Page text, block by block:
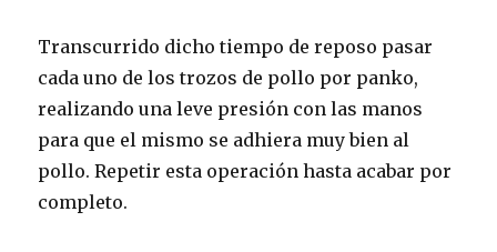
Transcurrido dicho tiempo de reposo pasar
cada uno de los trozos de pollo por panko,
realizando una leve presión con las manos
para que el mismo se adhiera muy bien al
pollo. Repetir esta operación hasta acabar por
completo.